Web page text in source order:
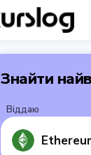
Знайти
Віддаю